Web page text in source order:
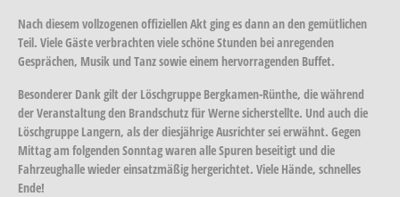
Nach diesem vollzogenen offiziellen Akt ging es dann an den gemütlichen
Teil. Viele Gäste verbrachten viele schöne Stunden bei anregenden
Gesprächen, Musik und Tanz sowie einem hervorragenden Buffet.
Besonderer Dank gilt der Löschgruppe Bergkamen-Rünthe, die während
der Veranstaltung den Brandschutz für Werne sicherstellte. Und auch die
Löschgruppe Langern, als der diesjährige Ausrichter sei erwähnt. Gegen
Mittag am folgenden Sonntag waren alle Spuren beseitigt und die
Fahrzeughalle wieder einsatzmäßig hergerichtet. Viele Hände, schnelles
Ende!